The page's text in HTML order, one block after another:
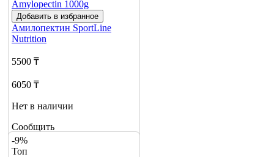
Добавить в избранное
Амилопектин SportLine
Nutrition
5500 ₸
6050 ₸
Нет в наличии
Сообщить
о наличии
-9%
Топ